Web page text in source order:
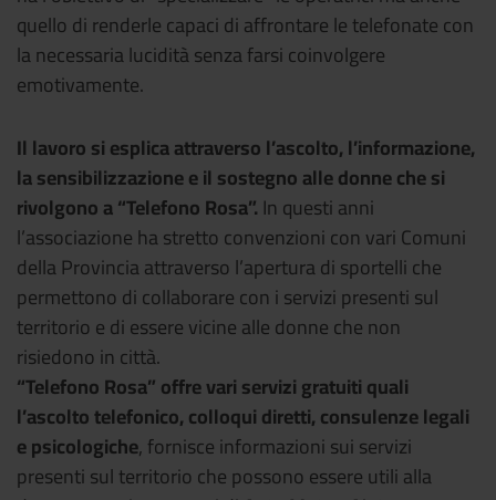
quello di renderle capaci di affrontare le telefonate con
la necessaria lucidità senza farsi coinvolgere
emotivamente.
Il lavoro si esplica attraverso l’ascolto, l’informazione,
la sensibilizzazione e il sostegno alle donne che si
rivolgono a “Telefono Rosa”. In questi anni
l’associazione ha stretto convenzioni con vari Comuni
della Provincia attraverso l’apertura di sportelli che
permettono di collaborare con i servizi presenti sul
territorio e di essere vicine alle donne che non
risiedono in città.
“Telefono Rosa” offre vari servizi gratuiti quali
l’ascolto telefonico, colloqui diretti, consulenze legali
e psicologiche, fornisce informazioni sui servizi
presenti sul territorio che possono essere utili alla